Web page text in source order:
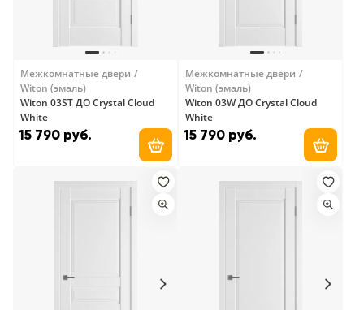
Межкомнатные двери
Witon (эмаль)
Witon 03ST ДО Crystal Cloud
White
15 790 руб.
Добавить в корзину
Межкомнатные двери
Witon (эмаль)
Witon 03W ДО Crystal Cloud
White
15 790 руб.